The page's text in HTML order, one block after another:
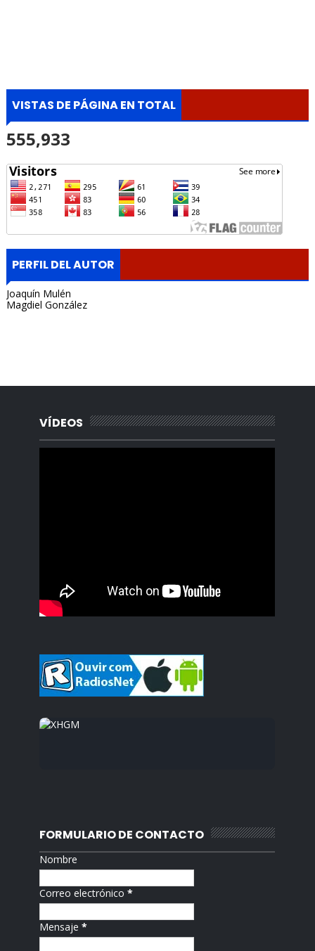
VISTAS DE PÁGINA EN TOTAL
555,933
PERFIL DEL AUTOR
Joaquín Mulén
Magdiel González
VÍDEOS
FORMULARIO DE CONTACTO
Nombre
Correo electrónico*
Mensaje*